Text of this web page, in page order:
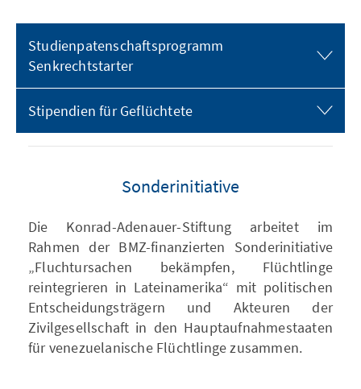
Studienpatenschaftsprogramm
Senkrechtstarter
Stipendien für Geflüchtete
Sonderinitiative
Die Konrad-Adenauer-Stiftung arbeitet im
Rahmen der BMZ-finanzierten Sonderinitiative
„Fluchtursachen bekämpfen, Flüchtlinge
reintegrieren in Lateinamerika“ mit politischen
Entscheidungsträgern und Akteuren der
Zivilgesellschaft in den Hauptaufnahmestaaten
für venezuelanische Flüchtlinge zusammen.